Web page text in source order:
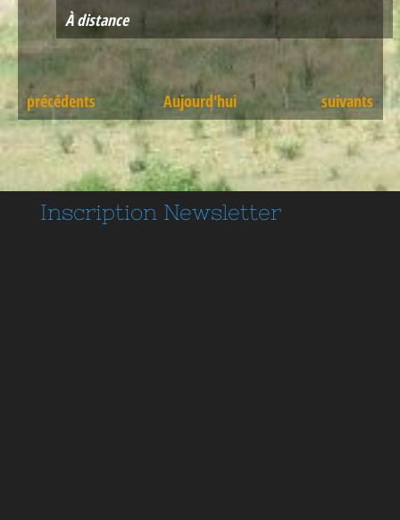
À distance
Évènements
précédents Aujourd'hui Évènements
suivants
Inscription Newsletter